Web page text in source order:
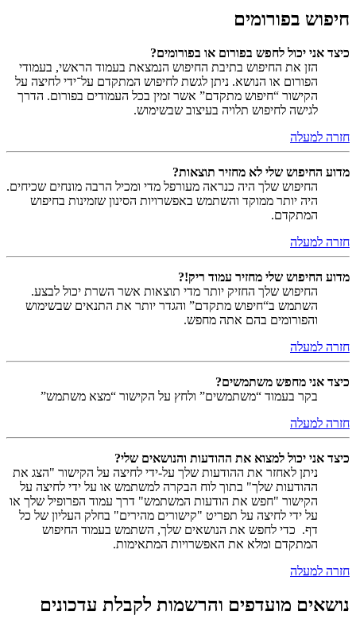
חיפוש בפורומים
כיצד אני יכול לחפש בפורום או בפורומים?
הזן את החיפוש בתיבת החיפוש הנמצאת בעמוד הראשי, בעמודי
הפורום או הנושא. ניתן לגשת לחיפוש המתקדם על־ידי לחיצה על
הקישור “חיפוש מתקדם” אשר זמין בכל העמודים בפורום. הדרך
לגישה לחיפוש תלויה בעיצוב שבשימוש.
חזרה למעלה
מדוע החיפוש שלי לא מחזיר תוצאות?
החיפוש שלך היה כנראה מעורפל מדי ומכיל הרבה מונחים שכיחים.
היה יותר ממוקד והשתמש באפשרויות הסינון שזמינות בחיפוש
המתקדם.
חזרה למעלה
מדוע החיפוש שלי מחזיר עמוד ריק!?
החיפוש שלך החזיק יותר מדי תוצאות אשר השרת יכול לבצע.
השתמש ב“חיפוש מתקדם” והגדר יותר את התנאים שבשימוש
והפורומים בהם אתה מחפש.
חזרה למעלה
כיצד אני מחפש משתמשים?
בקר בעמוד “משתמשים” ולחץ על הקישור “מצא משתמש”
חזרה למעלה
כיצד אני יכול למצוא את ההודעות והנושאים שלי?
ניתן לאחזר את ההודעות שלך על-ידי לחיצה על הקישור "הצג את
ההודעות שלך" בתוך לוח הבקרה למשתמש או על ידי לחיצה על
הקישור "חפש את הודעות המשתמש" דרך עמוד הפרופיל שלך או
על ידי לחיצה על תפריט "קישורים מהירים" בחלק העליון של כל
דף. כדי לחפש את הנושאים שלך, השתמש בעמוד החיפוש
המתקדם ומלא את האפשרויות המתאימות.
חזרה למעלה
נושאים מועדפים והרשמות לקבלת עדכונים